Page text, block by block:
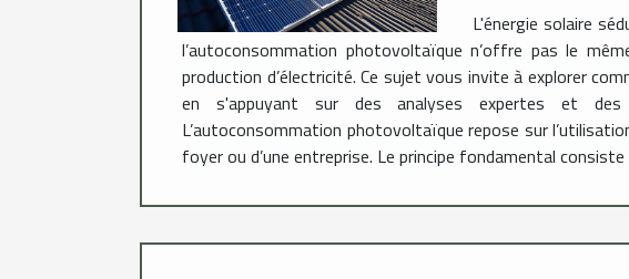
L'énergie solaire
l’autoconsommation photovoltaïque n’offre pas le
production d’électricité. Ce sujet vous invite à explorer
en s'appuyant sur des analyses expertes et des
L’autoconsommation photovoltaïque repose sur
foyer ou d’une entreprise. Le principe fondamental